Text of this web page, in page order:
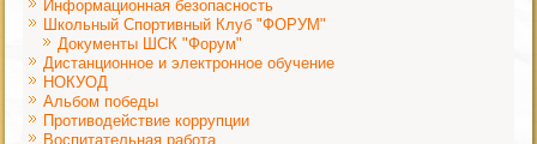
Информационная безопасность
Школьный Спортивный Клуб "ФОРУМ"
Документы ШСК "Форум"
Дистанционное и электронное обучение
НОКУОД
Альбом победы
Противодействие коррупции
Воспитательная работа